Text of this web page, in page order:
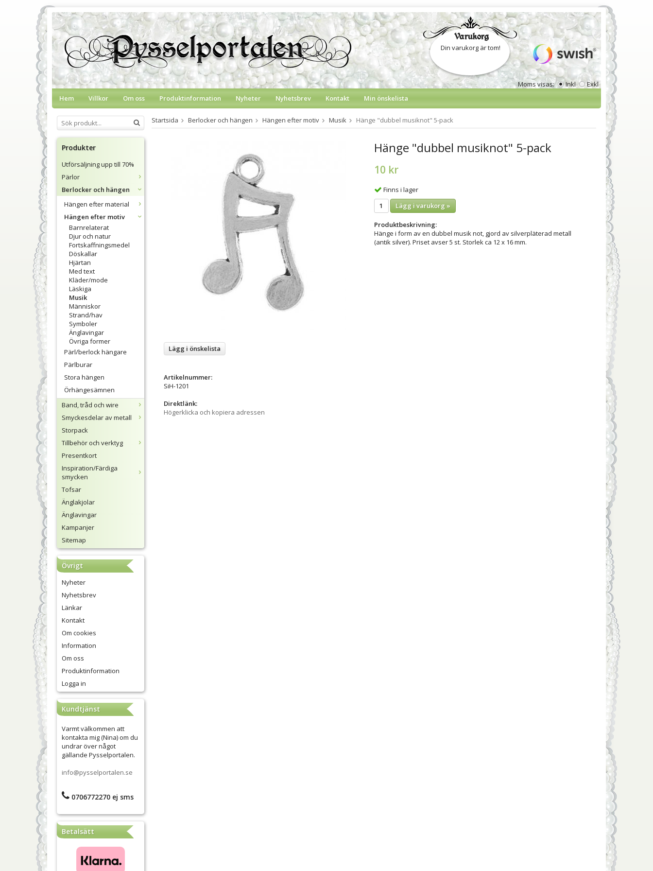
Moms visas: Inkl Exkl
Varukorg
Din varukorg är tom!
Hem Villkor Om oss Produktinformation Nyheter Nyhetsbrev Kontakt Min önskelista
Produkter
Utförsäljning upp till 70%
Pärlor
Berlocker och hängen
Hängen efter material
Hängen efter motiv
Barnrelaterat
Djur och natur
Fortskaffningsmedel
Döskallar
Hjärtan
Med text
Kläder/mode
Läskiga
Musik
Människor
Strand/hav
Symboler
Änglavingar
Övriga former
Pärl/berlock hängare
Pärlburar
Stora hängen
Örhängesämnen
Band, tråd och wire
Smyckesdelar av metall
Storpack
Tillbehör och verktyg
Presentkort
Inspiration/Färdiga
smycken
Tofsar
Änglakjolar
Änglavingar
Kampanjer
Sitemap
Övrigt
Nyheter
Nyhetsbrev
Länkar
Kontakt
Om cookies
Information
Om oss
Produktinformation
Logga in
Kundtjänst
Varmt välkommen att
kontakta mig (Nina) om du
undrar över något
gällande Pysselportalen.
info@pysselportalen.se
0706772270 ej sms
Betalsätt
Startsida Berlocker och hängen Hängen efter motiv Musik Hänge "dubbel musiknot" 5-pack
Hänge "dubbel musiknot" 5-pack
10 kr
Finns i lager
Lägg i varukorg »
Produktbeskrivning:
Hänge i form av en dubbel musik not, gjord av silverpläterad metall
(antik silver). Priset avser 5 st. Storlek ca 12 x 16 mm.
Lägg i önskelista
Artikelnummer:
SiH-1201
Direktlänk:
Högerklicka och kopiera adressen